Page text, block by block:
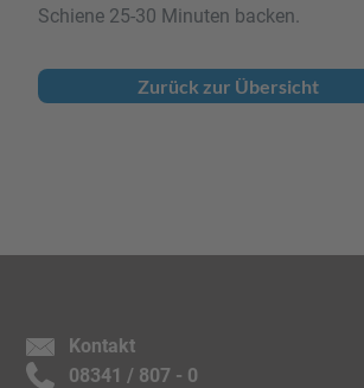
Schiene 25-30 Minuten backen.
Zurück zur Übersicht
Kontakt
08341 / 807 - 0